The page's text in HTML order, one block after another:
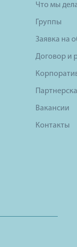
Что мы
Группы
Заявка на
Договор и
Вакансии
Контакты